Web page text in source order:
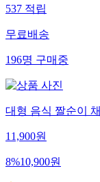
537적립
무료배송
196명구매중
대형 음식 짤순이
11,900원
8%10,900원